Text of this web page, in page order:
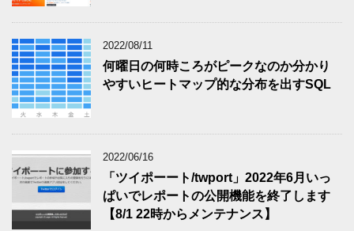
2022/08/11
何曜日の何時ころがピークなのか分かり
やすいヒートマップ的な分布を出すSQL
2022/06/16
「ツイポーート/twport」2022年6月いっ
ぱいでレポートの公開機能を終了します
【8/1 22時からメンテナンス】